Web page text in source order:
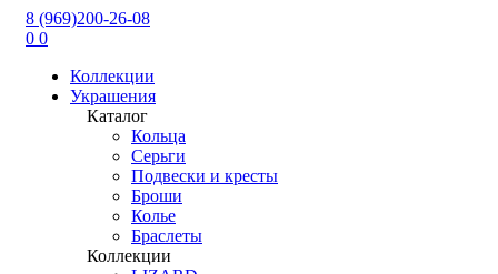
8 (969)200-26-08
0 0
Коллекции
Украшения
Каталог
Кольца
Серьги
Подвески и кресты
Броши
Колье
Браслеты
Коллекции